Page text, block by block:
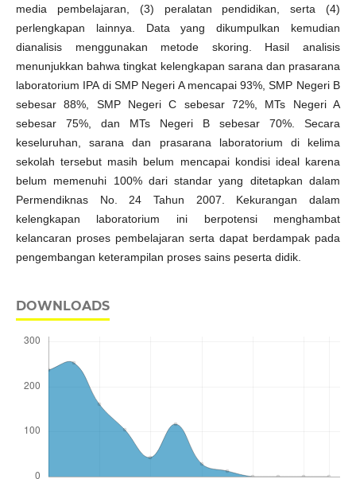
media pembelajaran, (3) peralatan pendidikan, serta (4)
perlengkapan lainnya. Data yang dikumpulkan kemudian
dianalisis menggunakan metode skoring. Hasil analisis
menunjukkan bahwa tingkat kelengkapan sarana dan prasarana
laboratorium IPA di SMP Negeri A mencapai 93%, SMP Negeri B
sebesar 88%, SMP Negeri C sebesar 72%, MTs Negeri A
sebesar 75%, dan MTs Negeri B sebesar 70%. Secara
keseluruhan, sarana dan prasarana laboratorium di kelima
sekolah tersebut masih belum mencapai kondisi ideal karena
belum memenuhi 100% dari standar yang ditetapkan dalam
Permendiknas No. 24 Tahun 2007. Kekurangan dalam
kelengkapan laboratorium ini berpotensi menghambat
kelancaran proses pembelajaran serta dapat berdampak pada
pengembangan keterampilan proses sains peserta didik.
DOWNLOADS